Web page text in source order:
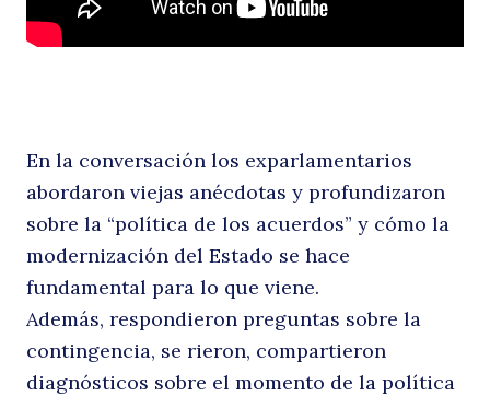
En la conversación los exparlamentarios
abordaron viejas anécdotas y profundizaron
sobre la “política de los acuerdos” y cómo la
modernización del Estado se hace
fundamental para lo que viene.
Además, respondieron preguntas sobre la
contingencia, se rieron, compartieron
diagnósticos sobre el momento de la política